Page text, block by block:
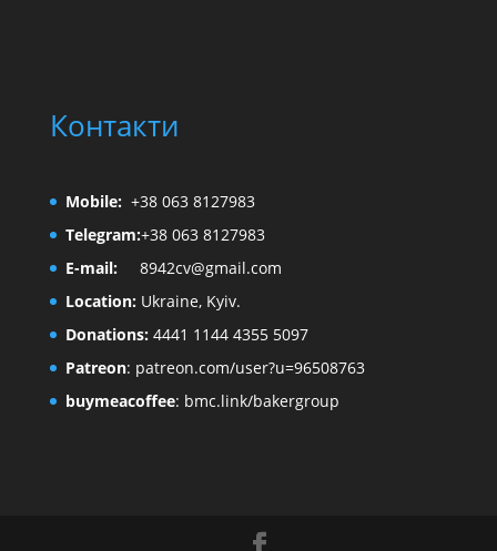
Контакти
Mobile: +38 063 8127983
Telegram:+38 063 8127983
E-mail:
8942cv@gmail.com
Location:Ukraine, Kyiv.
Donations:4441 1144 4355 5097
Patreon: patreon.com/user?u=96508763
buymeacoffee: bmc.link/bakergroup